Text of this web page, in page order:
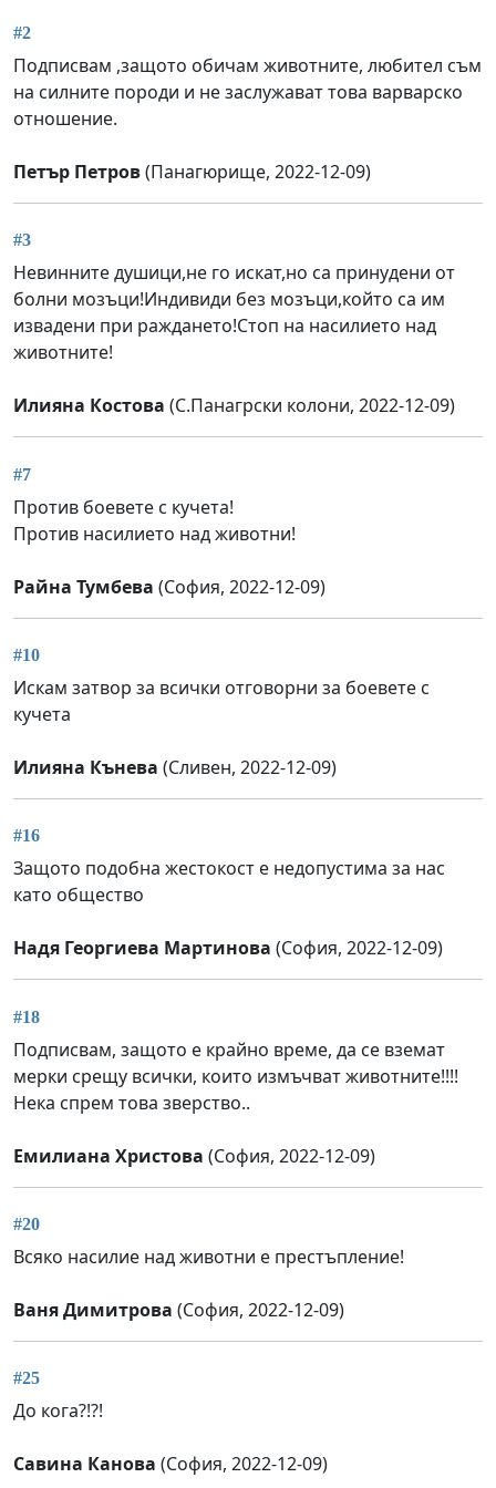
#2
Подписвам ,защото обичам животните, любител съм
на силните породи и не заслужават това варварско
отношение.
Петър Петров(Панагюрище, 2022-12-09)
#3
Невинните душици,не го искат,но са принудени от
болни мозъци!Индивиди без мозъци,който са им
извадени при раждането!Стоп на насилието над
животните!
Илияна Костова (С.Панагрски колони, 2022-12-09)
#7
Против боевете с кучета!
Против насилието над животни!
Райна Тумбева (София, 2022-12-09)
#10
Искам затвор за всички отговорни за боевете с
кучета
Илияна Кънева (Сливен, 2022-12-09)
#16
Защото подобна жестокост е недопустима за нас
като общество
Надя Георгиева Мартинова (София, 2022-12-09)
#18
Подписвам, защото е крайно време, да се вземат
мерки срещу всички, които измъчват животните!!!!
Нека спрем това зверство..
Емилиана Христова (София, 2022-12-09)
#20
Всяко насилие над животни е престъпление!
Ваня Димитрова (София, 2022-12-09)
#25
До кога?!?!
Савина Канова (София, 2022-12-09)